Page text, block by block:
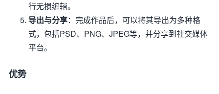
行无损编辑。
导出与分享：完成作品后，可以将其导出为多种格
式，包括PSD、PNG、JPEG等，并分享到社交媒体
平台。
优势